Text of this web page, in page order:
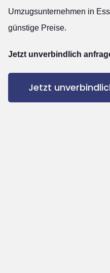
Umzugsunternehmen in
günstige Preise.
Jetzt unverbindlich
Jetzt